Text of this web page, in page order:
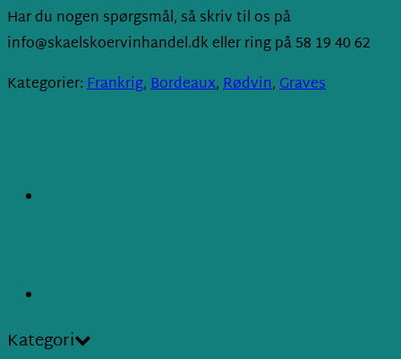
Har du nogen spørgsmål, så skriv til os på
info@skaelskoervinhandel.dk eller ring på 58 19 40 62
Kategorier:Frankrig,Bordeaux,Rødvin,Graves
Kategori